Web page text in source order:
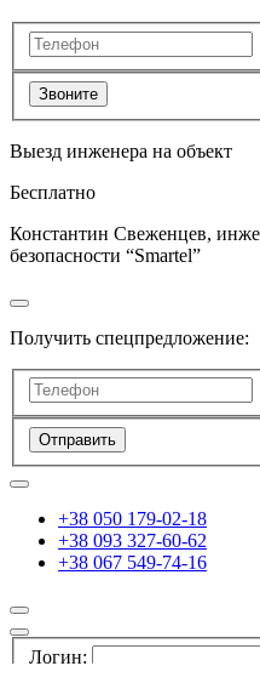
Звоните
Выезд инженера на объект
Бесплатно
Константин Свеженцев,
безопасности “Smartel”
Получить спецпредложение:
Отправить
+38 050 179-02-18
+38 093 327-60-62
+38 067 549-74-16
Логин: